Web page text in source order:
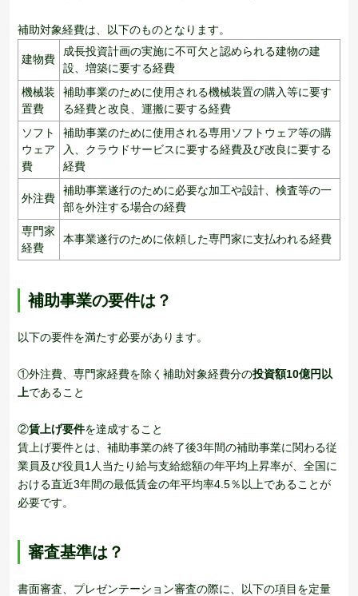
補助対象経費は、以下のものとなります。
建物費
成長投資計画の実施に不可欠と認められる建物の建
設、増築に要する経費
機械装
置費
補助事業のために使用される機械装置の購入等に要す
る経費と改良、運搬に要する経費
ソフト
ウェア
費
補助事業のために使用される専用ソフトウェア等の購
入、クラウドサービスに要する経費及び改良に要する
経費
外注費
補助事業遂行のために必要な加工や設計、検査等の一
部を外注する場合の経費
専門家
経費
本事業遂行のために依頼した専門家に支払われる経費
補助事業の要件は？
以下の要件を満たす必要があります。
①外注費、専門家経費を除く補助対象経費分の投資額10億円以
上であること
②賃上げ要件を達成すること
賃上げ要件とは、補助事業の終了後3年間の補助事業に関わる従
業員及び役員1人当たり給与支給総額の年平均上昇率が、全国に
おける直近3年間の最低賃金の年平均率4.5％以上であることが
必要です。
審査基準は？
書面審査、プレゼンテーション審査の際に、以下の項目を定量